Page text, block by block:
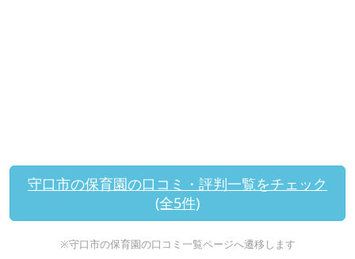
守口市の保育園の口コミ・評判一覧をチェック
(全5件)
※守口市の保育園の口コミ一覧ページへ遷移します